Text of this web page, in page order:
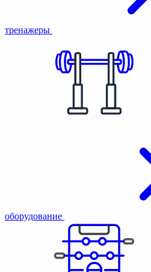
тренажеры
оборудование